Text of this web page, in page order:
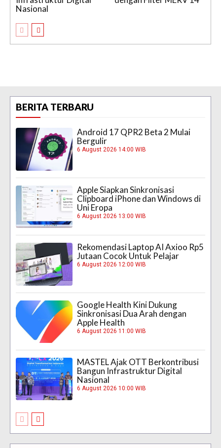
Nasional
BERITA TERBARU
Android 17 QPR2 Beta 2 Mulai
Bergulir
6 August 2026 14:00 WIB
Apple Siapkan Sinkronisasi
Clipboard iPhone dan Windows di
Uni Eropa
6 August 2026 13:00 WIB
Rekomendasi Laptop AI Axioo Rp5
Jutaan Cocok Untuk Pelajar
6 August 2026 12:00 WIB
Google Health Kini Dukung
Sinkronisasi Dua Arah dengan
Apple Health
6 August 2026 11:00 WIB
MASTEL Ajak OTT Berkontribusi
Bangun Infrastruktur Digital
Nasional
6 August 2026 10:00 WIB